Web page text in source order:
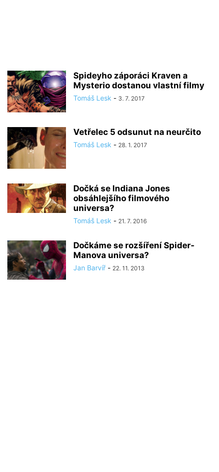
Spideyho záporáci Kraven a
Mysterio dostanou vlastní filmy
Tomáš Lesk - 3. 7. 2017
Vetřelec 5 odsunut na neurčito
Tomáš Lesk - 28. 1. 2017
Dočká se Indiana Jones
obsáhlejšího filmového
universa?
Tomáš Lesk - 21. 7. 2016
Dočkáme se rozšíření Spider-
Manova universa?
Jan Barvíř - 22. 11. 2013